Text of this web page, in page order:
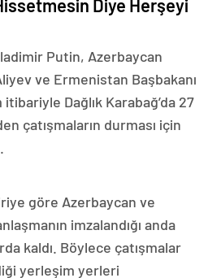
Diye Herşeyi
Putin, Azerbaycan
ve Ermenistan Başbakanı
itibariyle Dağlık Karabağ’da 27
çatışmaların durması için
göre Azerbaycan ve
imzalandığı anda
kaldı. Böylece çatışmalar
yerleşim yerleri